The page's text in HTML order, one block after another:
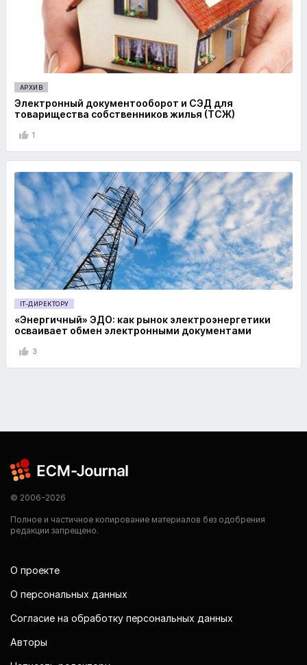
АРХИВ
Электронный документооборот и СЭД для
товарищества собственников жилья (ТСЖ)
1
IT-ДИРЕКТОРУ
«Энергичный» ЭДО: как рынок электроэнергетики
осваивает обмен электронными документами
3
© 2006-2026
Полное и частичное копирование материалов без одобрения
редакции запрещено.
О проекте
О персональных данных
Согласие на обработку персональных данных
Авторы